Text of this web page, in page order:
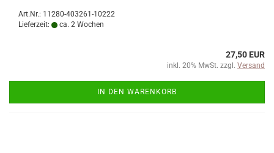
Art.Nr.: 11280-403261-10222
Lieferzeit:
ca. 2 Wochen
27,50 EUR
inkl. 20% MwSt. zzgl. Versand
IN DEN WARENKORB